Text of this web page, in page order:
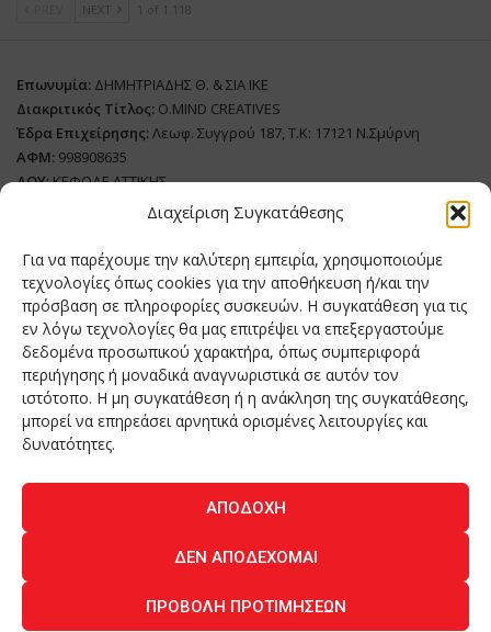
Διαχείριση Συγκατάθεσης
Για να παρέχουμε την καλύτερη εμπειρία, χρησιμοποιούμε
τεχνολογίες όπως cookies για την αποθήκευση ή/και την
πρόσβαση σε πληροφορίες συσκευών. Η συγκατάθεση για τις
εν λόγω τεχνολογίες θα μας επιτρέψει να επεξεργαστούμε
δεδομένα προσωπικού χαρακτήρα, όπως συμπεριφορά
περιήγησης ή μοναδικά αναγνωριστικά σε αυτόν τον
ιστότοπο. Η μη συγκατάθεση ή η ανάκληση της συγκατάθεσης,
μπορεί να επηρεάσει αρνητικά ορισμένες λειτουργίες και
δυνατότητες.
ΑΠΟΔΟΧΉ
ΔΕΝ ΑΠΟΔΈΧΟΜΑΙ
ΠΡΟΒΟΛΉ ΠΡΟΤΙΜΉΣΕΩΝ
NEXT 1 of 1.118
Επωνυμία: ΔΗΜΗΤΡΙΑΔΗΣ Θ. & ΣΙΑ ΙΚΕ
Διακριτικός Τίτλος: O.MIND CREATIVES
Έδρα Επιχείρησης:Λεωφ. Συγγρού 187, Τ.Κ: 17121 Ν.Σμύρνη
ΑΦΜ: 998908635
ΔΟΥ:ΚΕΦΟΔΕ ΑΤΤΙΚΗΣ
Όνομα Ιδιοκτήτη και Νόμιμο Πρόσωπο: Θεόδωρος Δημητριάδης
Διευθυντής Σύνταξης:Ευθυμιάτου Μαίρη
Domain:grillmagazine.gr
Δικαιούχος Domain:Θεόδωρος Δημητριάδης
Διευθυντής:Θεόδωρος Δημητριάδης
Διαχειριστής:Θεόδωρος Δημητριάδης
Δήλωση Συμμόρφωσης
Αριθμός Πιστοποίησης Μ.Η.Τ.:
ΑΝΘΡΩΠΟΙ
ΠΕΡΙΟΔΙΚΟ ΕΠΙΚΟΙΝΩΝΙΑ
© 2026 - All Rights Reserved. -Πολιτική Απορρήτου